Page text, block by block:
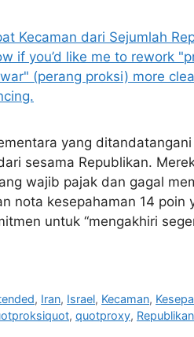
yang
sesama Republikan.
wajib pajak dan gagal
nota kesepahaman 14 poin
untuk “mengakhiri
, Iran, Israel, Kecaman,
, quotproxy, Republikan